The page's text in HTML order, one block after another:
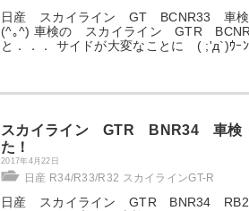
日産 スカイライン GT BCNR33 車
(^｡^) 車検の スカイライン GTR
と．．． サイドが大変なことに ( ;'д`)ｳｰ
スカイライン GTR BNR34 車検
た！
2017年4月22日
日産 R34/R33/R32 スカイラインGT-R
日産 スカイライン GTR BNR34